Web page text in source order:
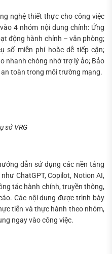
nghệ thiết thực cho công việc
4 nhóm nội dung chính: Ứng
động hành chính – văn phòng;
số miễn phí hoặc dễ tiếp cận;
nhanh chóng nhờ trợ lý ảo; Bảo
toàn trong môi trường mạng.
sở VRG
dẫn sử dụng các nền tảng
ChatGPT, Copilot, Notion AI,
tác hành chính, truyền thông,
Các nội dung được trình bày
tiễn và thực hành theo nhóm,
ngay vào công việc.